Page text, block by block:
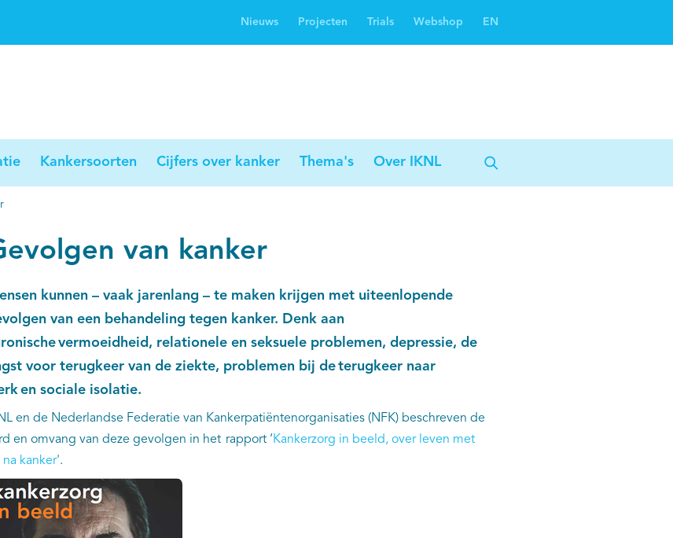
Nieuws Projecten Trials Webshop EN
Kankersoorten Cijfers over kanker Thema's Over IKNL
van kanker
kunnen – vaak jarenlang – te maken krijgen met uiteenlopende
van een behandeling tegen kanker. Denk aan
vermoeidheid, relationele en seksuele problemen, depressie, de
voor terugkeer van de ziekte, problemen bij de terugkeer naar
en sociale isolatie.
en de Nederlandse Federatie van Kankerpatiëntenorganisaties (NFK) beschreven de
en omvang van deze gevolgen in het rapport ‘Kankerzorg in beeld, over leven met
na kanker'.